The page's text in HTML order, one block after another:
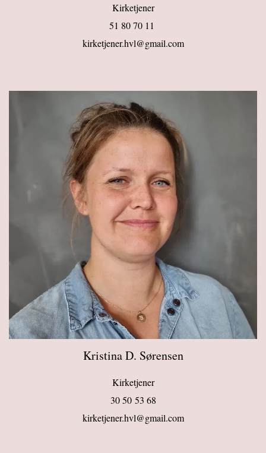
Kirketjener
51 80 70 11
kirketjener.hvl@gmail.com
Kristina D. Sørensen
Kirketjener
30 50 53 68
kirketjener.hvl@gmail.com